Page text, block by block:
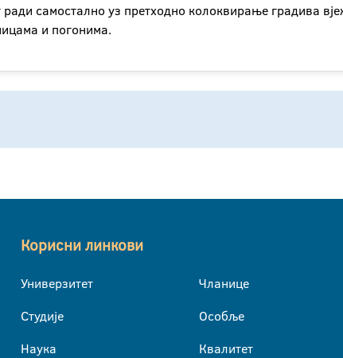
самостално уз претходно колоквирање градива
и погонима.
Корисни линкови
Универзитет
Студије
Наука
Чланице
Особље
Квалитет